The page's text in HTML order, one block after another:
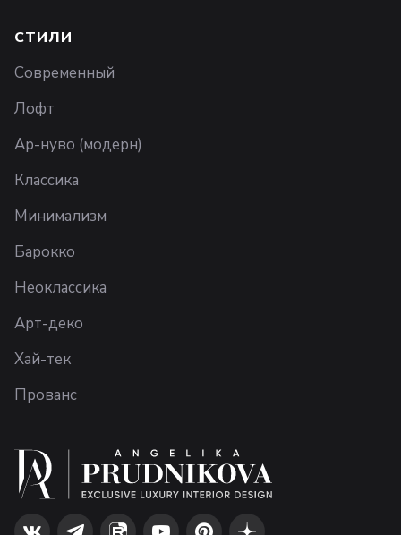
СТИЛИ
Современный
Лофт
Ар-нуво (модерн)
Классика
Минимализм
Барокко
Неоклассика
Арт-деко
Хай-тек
Прованс